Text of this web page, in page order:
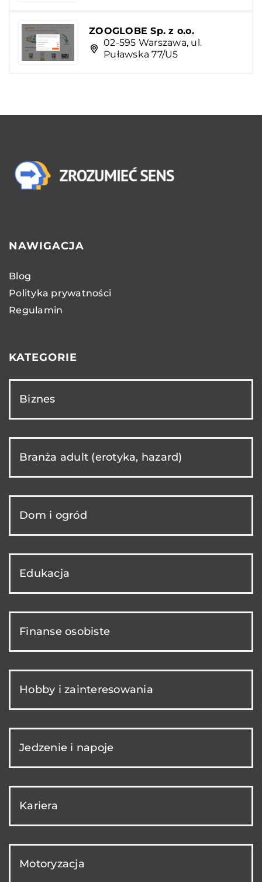
ZOOGLOBE Sp. z o.o.
02-595 Warszawa, ul.
Puławska 77/U5
NAWIGACJA
Blog
Polityka prywatności
Regulamin
KATEGORIE
Biznes
Branża adult (erotyka, hazard)
Dom i ogród
Edukacja
Finanse osobiste
Hobby i zainteresowania
Jedzenie i napoje
Kariera
Motoryzacja